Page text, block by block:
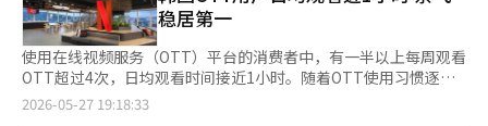
美容产品的数量也增加至28个。在开设帕萨迪纳店之前，Olive
Young还对当地员工进行了培训。去年3月，部分当地门店员工曾
前往韩国学习门店运营和接待技巧。Olive Young在开设线下门店
的同时，还推出了美国专属在线商城。顾客可以在门店体验产品
后，通过在线商城进行重复购买。特别是，随着美国配送时间的缩
短，在线商城的需求预计将增加。原有全球商城的美国配送时间为
而获得相关商品和直播信息的推荐。 目前，CJ온스타일在聊天GPT
的专用应用中已完成对60万个商品的AI优化，计划在年内将适用商
品数量扩大至100万个。这些数据不仅用于聊天GPT，还将应用于
自家应用的搜索和推荐服务中。 在自家应用中，AI推荐的效果也开
始显现。CJ온스타일表示，通过对客户的购买、搜索和点击数据进
行AI分析，个性化推荐商品和视频的结果显示，今年1至4月应用内
稳居第一
使用在线视频服务（OTT）平台的消费者中，有一半以上每周观看
OTT超过4次，日均观看时间接近1小时。随着OTT使用习惯逐渐
日常化，不同年龄层在观看设备、平台偏好及内容消费方式上也呈
2026-05-27 19:18:33